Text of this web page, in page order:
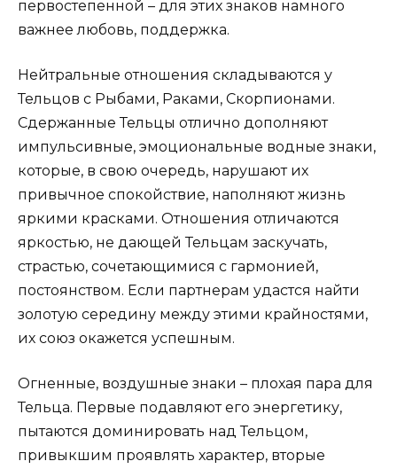
первостепенной – для этих знаков намного
важнее любовь, поддержка.
Нейтральные отношения складываются у
Тельцов с Рыбами, Раками, Скорпионами.
Сдержанные Тельцы отлично дополняют
импульсивные, эмоциональные водные знаки,
которые, в свою очередь, нарушают их
привычное спокойствие, наполняют жизнь
яркими красками. Отношения отличаются
яркостью, не дающей Тельцам заскучать,
страстью, сочетающимися с гармонией,
постоянством. Если партнерам удастся найти
золотую середину между этими крайностями,
их союз окажется успешным.
Огненные, воздушные знаки – плохая пара для
Тельца. Первые подавляют его энергетику,
пытаются доминировать над Тельцом,
привыкшим проявлять характер, вторые